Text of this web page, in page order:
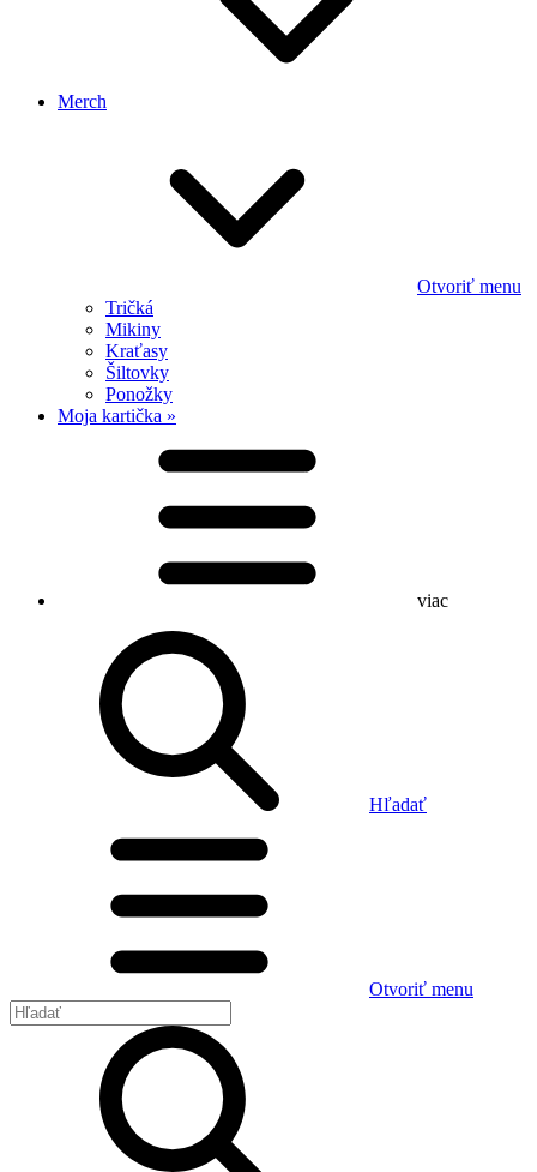
Merch
Otvoriť menu
Tričká
Mikiny
Kraťasy
Šiltovky
Ponožky
Moja kartička »
viac
Hľadať
Otvoriť menu